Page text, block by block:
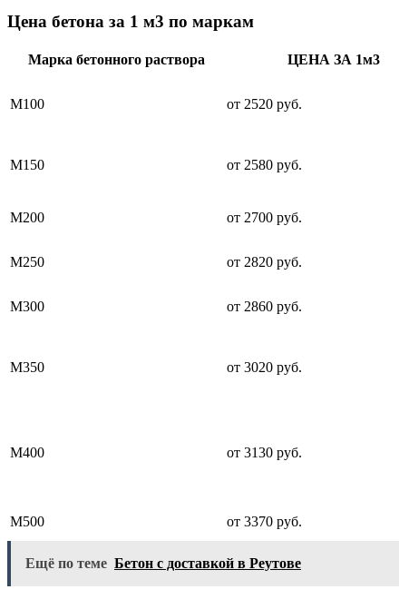
Цена бетона за 1 м3 по маркам
Марка бетонного раствора ЦЕНА ЗА 1м3
М100 от 2520 руб.
М150 от 2580 руб.
М200 от 2700 руб.
М250
от 2820 руб.
М300 от 2860 руб.
М350 от 3020 руб.
М400 от 3130 руб.
М500
от 3370 руб.
Ещё по теме Бетон с доставкой в Реутове